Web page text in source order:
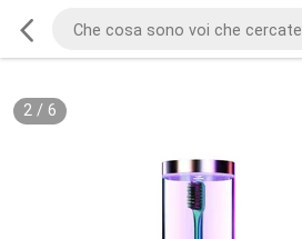
2/ 6